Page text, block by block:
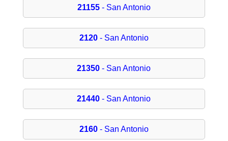
21155- San Antonio
2120- San Antonio
21350 - San Antonio
21440 - San Antonio
2160- San Antonio